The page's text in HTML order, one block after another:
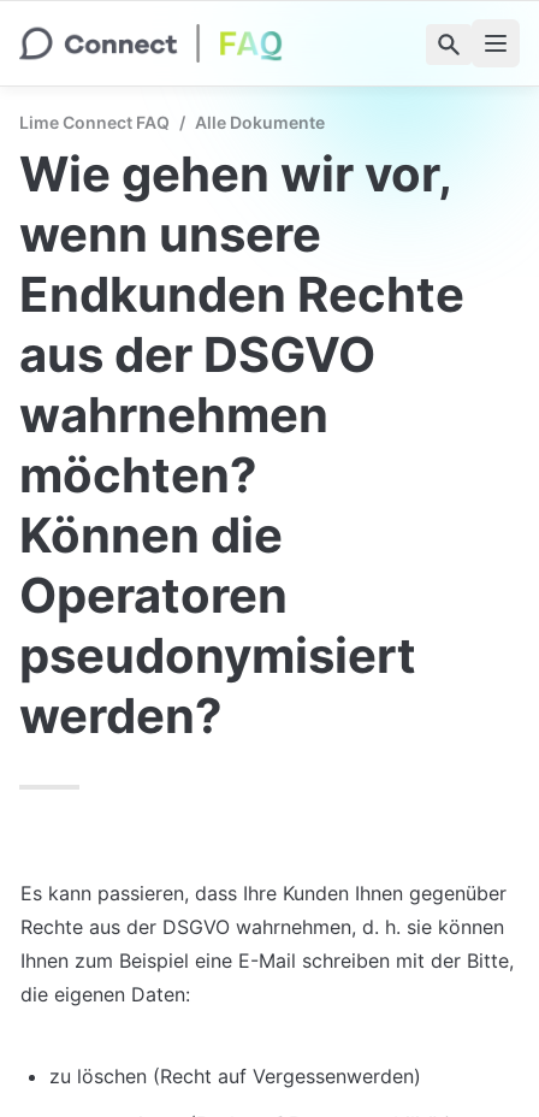
Lime Connect FAQ / Alle Dokumente
Wie gehen wir vor,
wenn unsere
Endkunden Rechte
aus der DSGVO
wahrnehmen
möchten?
Können die
Operatoren
pseudonymisiert
werden?
Es kann passieren, dass Ihre Kunden Ihnen gegenüber
Rechte aus der DSGVO wahrnehmen, d. h. sie können
Ihnen zum Beispiel eine E-Mail schreiben mit der Bitte,
die eigenen Daten:
zu löschen (Recht auf Vergessenwerden)